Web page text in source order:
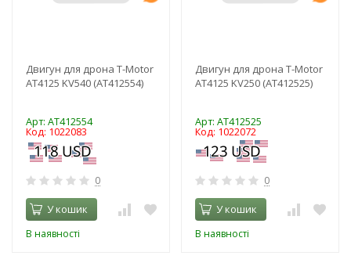
Двигун для дрона T-Motor
AT4125 KV540 (AT412554)
Арт: AT412554
Код: 1022083
0
У кошик
В наявності
Двигун для дрона T-Motor
AT4125 KV250 (AT412525)
Арт: AT412525
Код: 1022072
0
У кошик
В наявності